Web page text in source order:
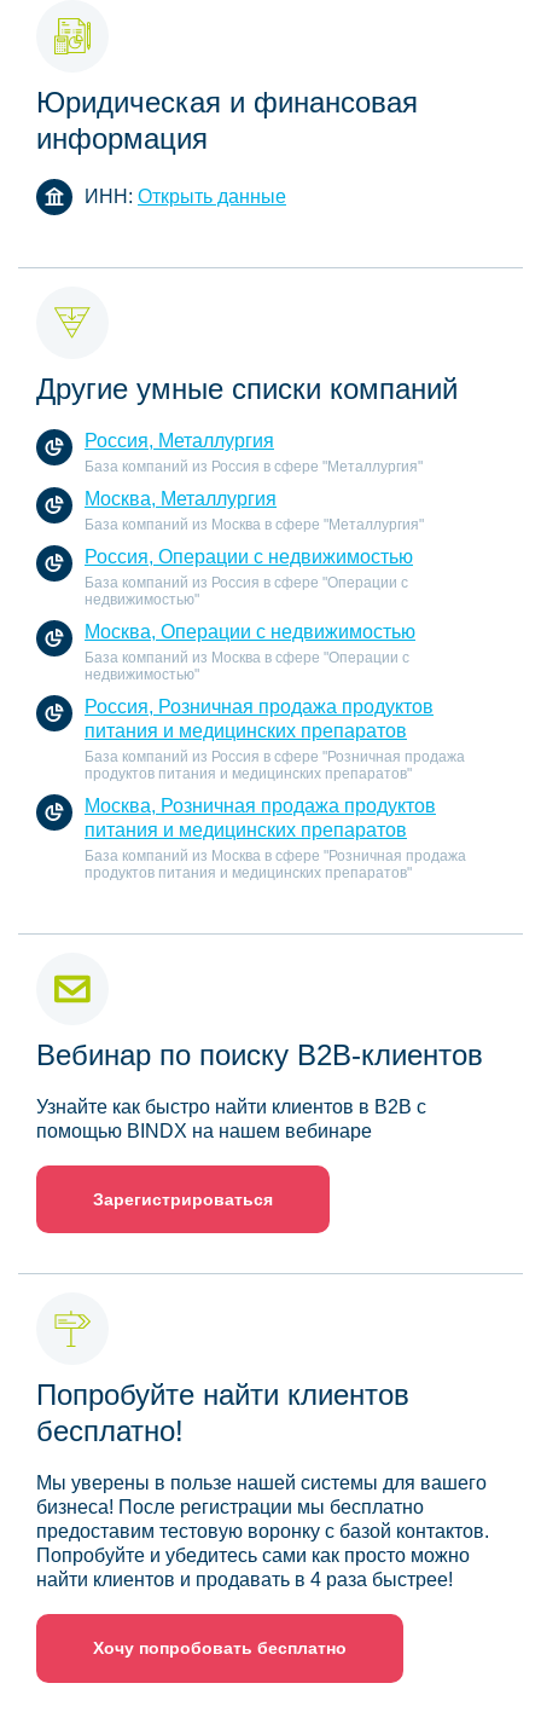
Юридическая и финансовая
информация
ИНН: Открыть данные
Другие умные списки компаний
Россия, Металлургия
База компаний из Россия в сфере "Металлургия"
Москва, Металлургия
База компаний из Москва в сфере "Металлургия"
Россия, Операции с недвижимостью
База компаний из Россия в сфере "Операции с
недвижимостью"
Москва, Операции с недвижимостью
База компаний из Москва в сфере "Операции с
недвижимостью"
Россия, Розничная продажа продуктов
питания и медицинских препаратов
База компаний из Россия в сфере "Розничная продажа
продуктов питания и медицинских препаратов"
Москва, Розничная продажа продуктов
питания и медицинских препаратов
База компаний из Москва в сфере "Розничная продажа
продуктов питания и медицинских препаратов"
Вебинар по поиску B2B-клиентов
Узнайте как быстро найти клиентов в B2B с
помощью BINDX на нашем вебинаре
Зарегистрироваться
Попробуйте найти клиентов
бесплатно!
Мы уверены в пользе нашей системы для вашего
бизнеса! После регистрации мы бесплатно
предоставим тестовую воронку с базой контактов.
Попробуйте и убедитесь сами как просто можно
найти клиентов и продавать в 4 раза быстрее!
Хочу попробовать бесплатно